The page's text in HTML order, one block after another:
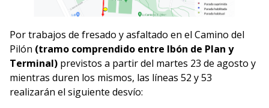
Por trabajos de fresado y asfaltado en el Camino del
Pilón (tramo comprendido entre Ibón de Plan y
Terminal) previstos a partir del martes 23 de agosto y
mientras duren los mismos, las líneas 52 y 53
realizarán el siguiente desvío: